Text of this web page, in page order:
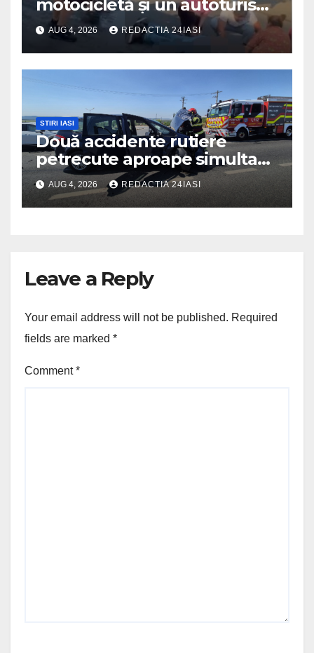
motocicletă și un autoturism
soldat cu un rănit
AUG 4, 2026 REDACTIA 24IASI
STIRI IASI
Două accidente rutiere
petrecute aproape simultan
pe șoseaua de centură a
municipiului Iași
AUG 4, 2026 REDACTIA 24IASI
Leave a Reply
Your email address will not be published. Required
fields are marked *
Comment*